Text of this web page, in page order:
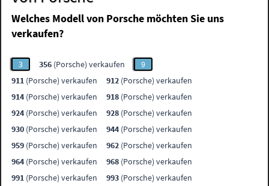
Welches Modell von Porsche möchten Sie uns
verkaufen?
3 356 (Porsche) verkaufen
9
911 (Porsche) verkaufen 912 (Porsche) verkaufen
914 (Porsche) verkaufen 918 (Porsche) verkaufen
924 (Porsche) verkaufen 928 (Porsche) verkaufen
930 (Porsche) verkaufen 944 (Porsche) verkaufen
959 (Porsche) verkaufen 962 (Porsche) verkaufen
964 (Porsche) verkaufen 968 (Porsche) verkaufen
991 (Porsche) verkaufen 993 (Porsche) verkaufen